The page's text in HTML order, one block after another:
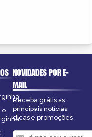
o
:
NOVIDADES POR E-
MAIL
Receba grátis as
principais notícias,
dicas e promoções